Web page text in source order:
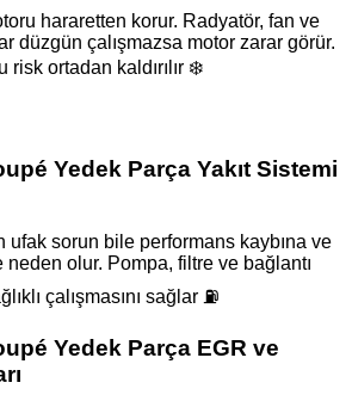
hararetten korur. Radyatör, fan ve
düzgün çalışmazsa motor zarar görür.
ortadan kaldırılır ❄️
Yedek Parça Yakıt Sistemi
ufak sorun bile performans kaybına ve
neden olur. Pompa, filtre ve bağlantı
çalışmasını sağlar ⛽
Yedek Parça EGR ve